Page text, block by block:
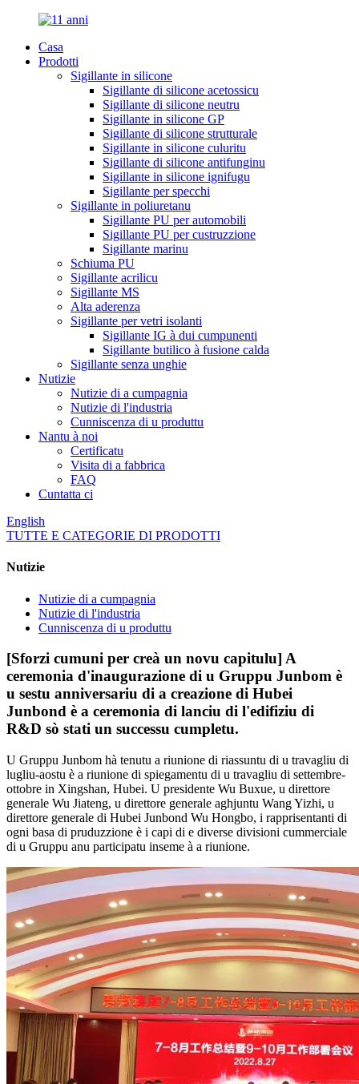
Casa
Prodotti
Sigillante in silicone
Sigillante di silicone acetossicu
Sigillante di silicone neutru
Sigillante in silicone GP
Sigillante di silicone strutturale
Sigillante in silicone culuritu
Sigillante di silicone antifunginu
Sigillante in silicone ignifugu
Sigillante per specchi
Sigillante in poliuretanu
Sigillante PU per automobili
Sigillante PU per custruzzione
Sigillante marinu
Schiuma PU
Sigillante acrilicu
Sigillante MS
Alta aderenza
Sigillante per vetri isolanti
Sigillante IG à dui cumpunenti
Sigillante butilico à fusione calda
Sigillante senza unghie
Nutizie
Nutizie di a cumpagnia
Nutizie di l'industria
Cunniscenza di u produttu
Nantu à noi
Certificatu
Visita di a fabbrica
FAQ
Cuntatta ci
English
TUTTE E CATEGORIE DI PRODOTTI
Nutizie
Nutizie di a cumpagnia
Nutizie di l'industria
Cunniscenza di u produttu
[Sforzi cumuni per creà un novu capitulu] A
ceremonia d'inaugurazione di u Gruppu Junbom è
u sestu anniversariu di a creazione di Hubei
Junbond è a ceremonia di lanciu di l'edifiziu di
R&D sò stati un successu cumpletu.
U Gruppu Junbom hà tenutu a riunione di riassuntu di u travagliu di
lugliu-aostu è a riunione di spiegamentu di u travagliu di settembre-
ottobre in Xingshan, Hubei. U presidente Wu Buxue, u direttore
generale Wu Jiateng, u direttore generale aghjuntu Wang Yizhi, u
direttore generale di Hubei Junbond Wu Hongbo, i rapprisentanti di
ogni basa di pruduzzione è i capi di e diverse divisioni cummerciale
di u Gruppu anu participatu inseme à a riunione.